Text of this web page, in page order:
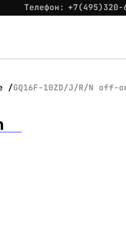
Телефон: +7(495)320-
GQ16F-10ZD/J/R/N off-